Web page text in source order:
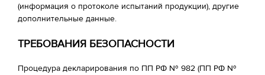
(информация о протоколе испытаний продукции), другие
дополнительные данные.
ТРЕБОВАНИЯ БЕЗОПАСНОСТИ
Процедура декларирования по ПП РФ № 982 (ПП РФ №